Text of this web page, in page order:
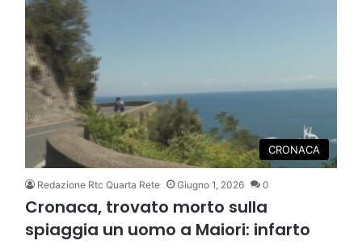
CRONACA
Redazione Rtc Quarta Rete Giugno 1, 2026 0
Cronaca, trovato morto sulla
spiaggia un uomo a Maiori: infarto